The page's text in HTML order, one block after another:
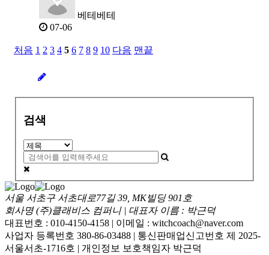
베테베테
07-06
처음 1 2 3 4 5 6 7 8 9 10 다음 맨끝
검색
서울 서초구 서초대로77길 39, MK빌딩 901호
회사명 (주)클래비스 컴퍼니 | 대표자 이름 : 박근덕
대표번호 : 010-4150-4158 | 이메일 : witchcoach@naver.com
사업자 등록번호 380-86-03488 | 통신판매업신고번호 제 2025-
서울서초-1716호 | 개인정보 보호책임자 박근덕